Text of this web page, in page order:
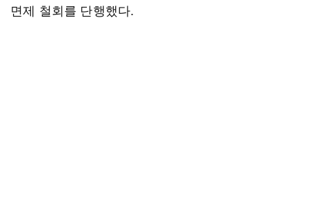
면제 철회를 단행했다.